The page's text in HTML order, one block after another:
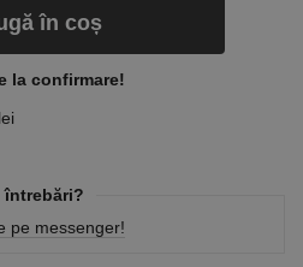
în coș
la confirmare!
întrebări?
pe messenger!